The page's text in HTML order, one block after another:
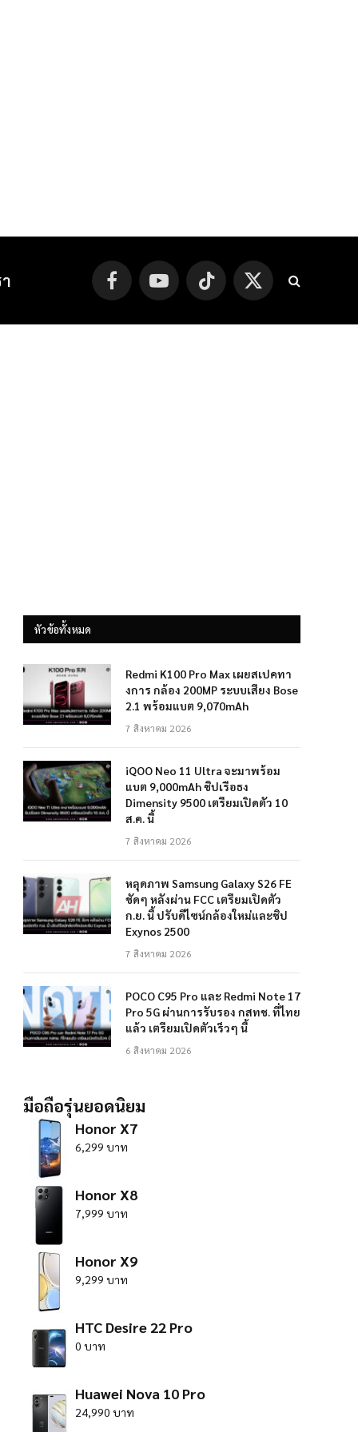
FacebookYouTube TikTok
X
(Twitter)
หัวข้อทั้งหมด
Redmi K100 Pro Max เผยสเปคทา
งการ กล้อง 200MP ระบบเสียง Bose
2.1 พร้อมแบต 9,070mAh
7 สิงหาคม 2026
iQOO Neo 11 Ultra จะมาพร้อม
แบต 9,000mAh ชิปเรือธง
Dimensity 9500 เตรียมเปิดตัว 10
ส.ค. นี้
7 สิงหาคม 2026
หลุดภาพ Samsung Galaxy S26 FE
ชัดๆ หลังผ่าน FCC เตรียมเปิดตัว
ก.ย. นี้ ปรับดีไซน์กล้องใหม่และชิป
Exynos 2500
7 สิงหาคม 2026
POCO C95 Pro และ Redmi Note 17
Pro 5G ผ่านการรับรอง กสทช. ที่ไทย
แล้ว เตรียมเปิดตัวเร็วๆ นี้
6 สิงหาคม 2026
มือถือรุ่นยอดนิยม
Honor X7
6,299 บาท
Honor X8
7,999 บาท
Honor X9
9,299 บาท
HTC Desire 22 Pro
0 บาท
Huawei Nova 10 Pro
24,990 บาท